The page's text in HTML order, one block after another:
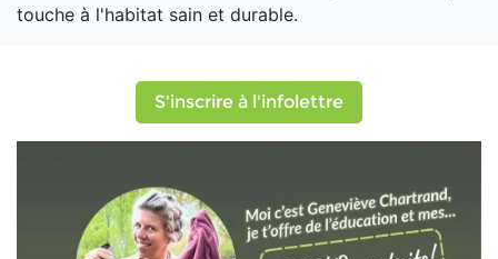
touche à l'habitat sain et durable.
S'inscrire à l'infolettre